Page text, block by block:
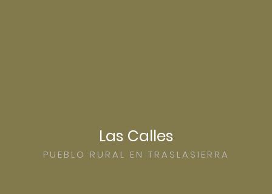
Las Calles
PUEBLO RURAL EN TRASLASIERRA